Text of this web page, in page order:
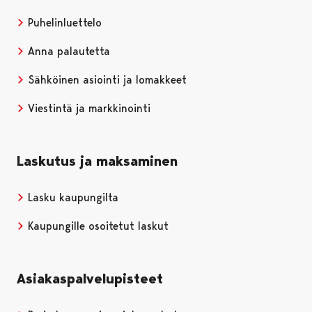
Puhelinluettelo
Anna palautetta
Sähköinen asiointi ja lomakkeet
Viestintä ja markkinointi
Laskutus ja maksaminen
Lasku kaupungilta
Kaupungille osoitetut laskut
Asiakaspalvelupisteet